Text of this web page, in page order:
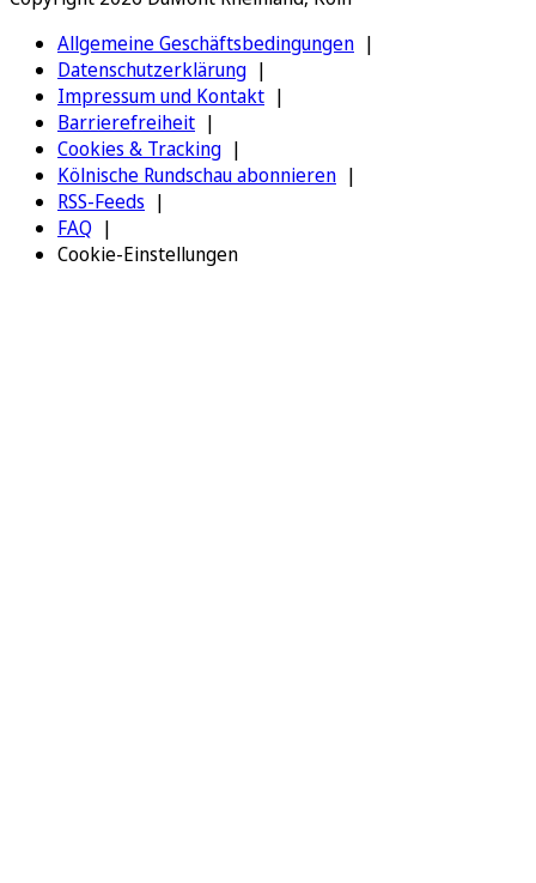
Allgemeine Geschäftsbedingungen
Datenschutzerklärung
Impressum und Kontakt
Barrierefreiheit
Cookies & Tracking
Kölnische Rundschau abonnieren
RSS-Feeds
FAQ
Cookie-Einstellungen